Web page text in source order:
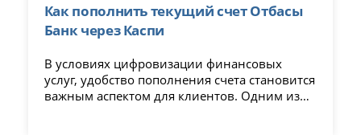
для вас. Мы подробно расскажем обо всех
этапах установки, чтобы вы смогли начать
пользоваться приложением с
минимальными усилиями.
Как пополнить текущий счет Отбасы
Банк через Каспи
В условиях цифровизации финансовых
услуг, удобство пополнения счета становится
важным аспектом для клиентов. Одним из